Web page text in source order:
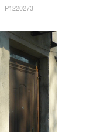
P1220273